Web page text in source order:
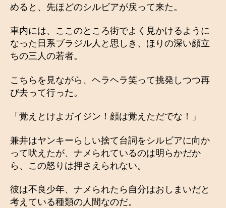
めると、先ほどのシルビアが戻って来た。
車内には、ここのところ街でよく見かけるように
なった日系ブラジル人と思しき、ほりの深い顔立
ちの三人の若者。
こちらを見ながら、ヘラヘラ笑って挑発しつつ再
び去って行った。
「覚えとけよガイジン！顔は覚えただでな！」
兼井はヤンキーらしい捨て台詞をシルビアに向か
って吠えたが、ナメられているのは明らかだか
ら、この怒りは押さえられない。
彼は不良少年、ナメられたら自分はおしまいだと
考えている種類の人間なのだ。